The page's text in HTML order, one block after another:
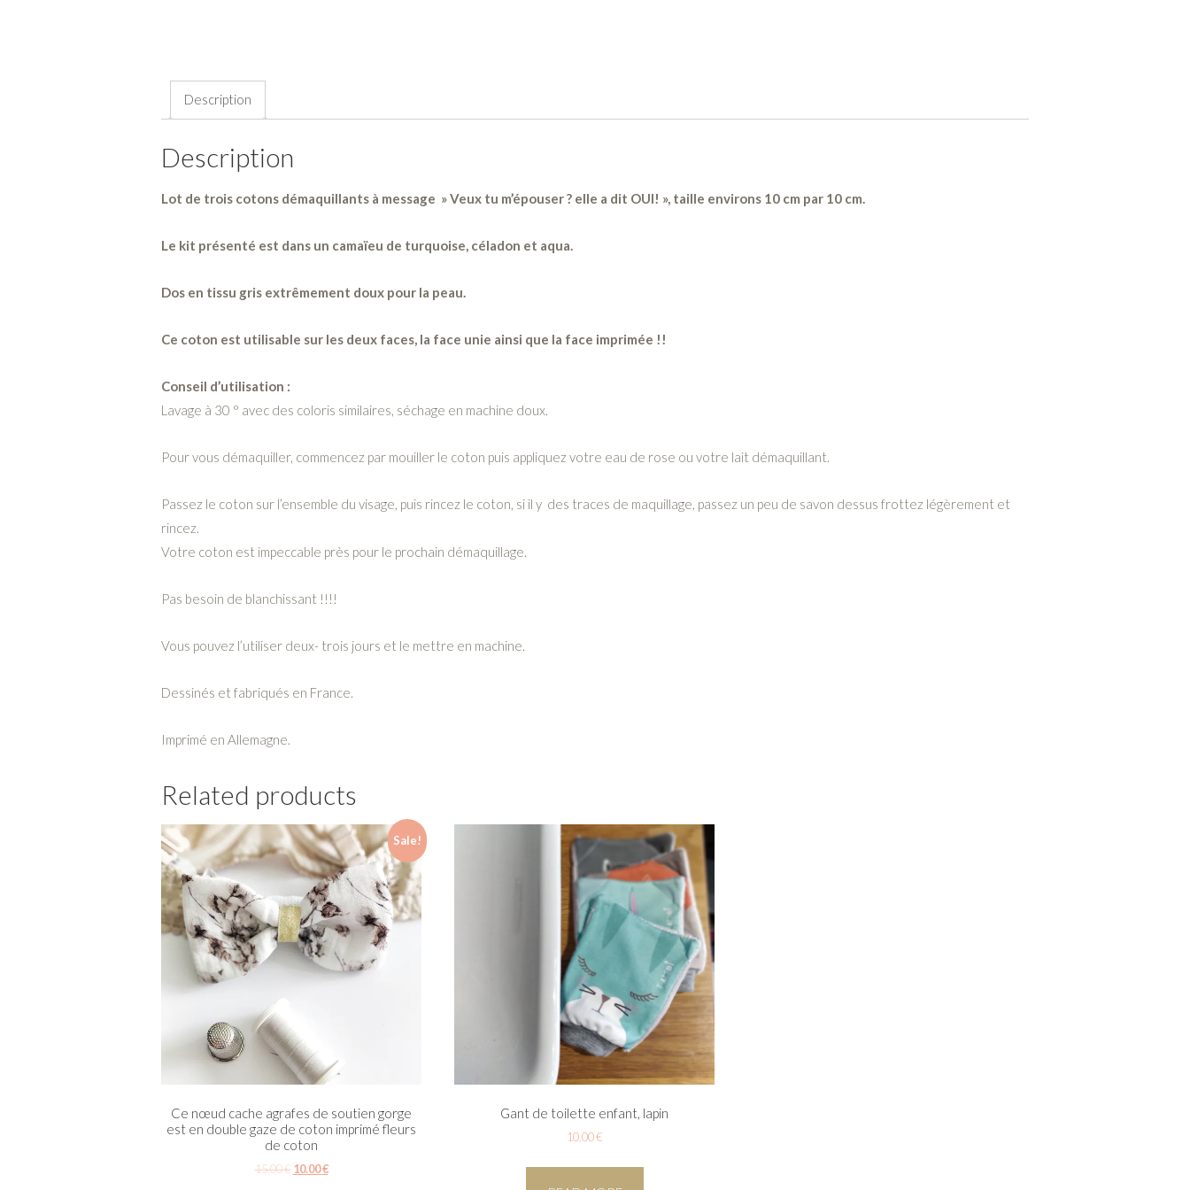
Description
Description
Lot de trois cotons démaquillants à message » Veux tu m’épouser ? elle a dit OUI! », taille environs 10 cm par 10 cm.
Le kit présenté est dans un camaïeu de turquoise, céladon et aqua.
Dos en tissu gris extrêmement doux pour la peau.
Ce coton est utilisable sur les deux faces, la face unie ainsi que la face imprimée !!
Conseil d’utilisation :
Lavage à 30 ° avec des coloris similaires, séchage en machine doux.
Pour vous démaquiller, commencez par mouiller le coton puis appliquez votre eau de rose ou votre lait démaquillant.
Passez le coton sur l’ensemble du visage, puis rincez le coton, si il y des traces de maquillage, passez un peu de savon dessus frottez légèrement et
rincez.
Votre coton est impeccable près pour le prochain démaquillage.
Pas besoin de blanchissant !!!!
Vous pouvez l’utiliser deux- trois jours et le mettre en machine.
Dessinés et fabriqués en France.
Imprimé en Allemagne.
Related products
Sale!
Ce nœud cache agrafes de soutien gorge
est en double gaze de coton imprimé fleurs
de coton
15.00€ 10.00€
Gant de toilette enfant, lapin
10.00€